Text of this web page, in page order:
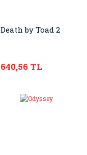
Death by Toad 2
640,56 TL